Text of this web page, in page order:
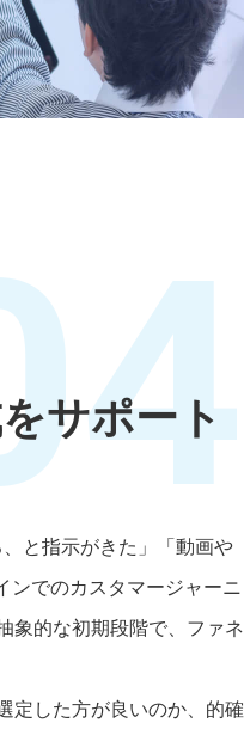
サポート
と指示がきた」「動画や
ンでのカスタマージャーニ
象的な初期段階で、ファネ
定した方が良いのか、的確